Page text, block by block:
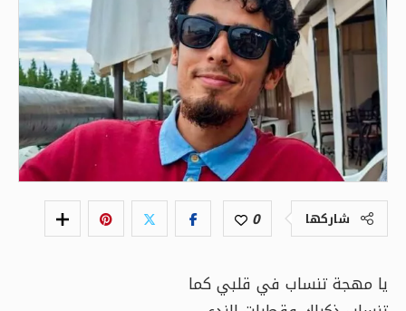
شاركها 0
يا مهجة تنساب في قلبي كما